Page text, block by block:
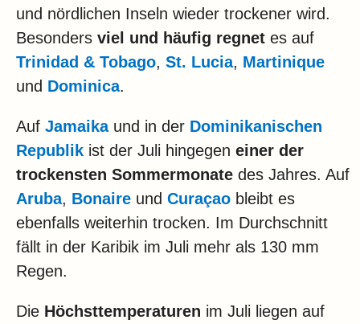
und nördlichen Inseln wieder trockener wird.
Besonders viel und häufig regnet es auf
Trinidad & Tobago, St. Lucia, Martinique
und Dominica.
Auf Jamaikaund in der Dominikanischen
Republik ist der Juli hingegen einer der
trockensten Sommermonate des Jahres. Auf
Aruba, Bonaire und Curaçao bleibt es
ebenfalls weiterhin trocken. Im Durchschnitt
fällt in der Karibik im Juli mehr als 130 mm
Regen.
Die Höchsttemperaturen im Juli liegen auf